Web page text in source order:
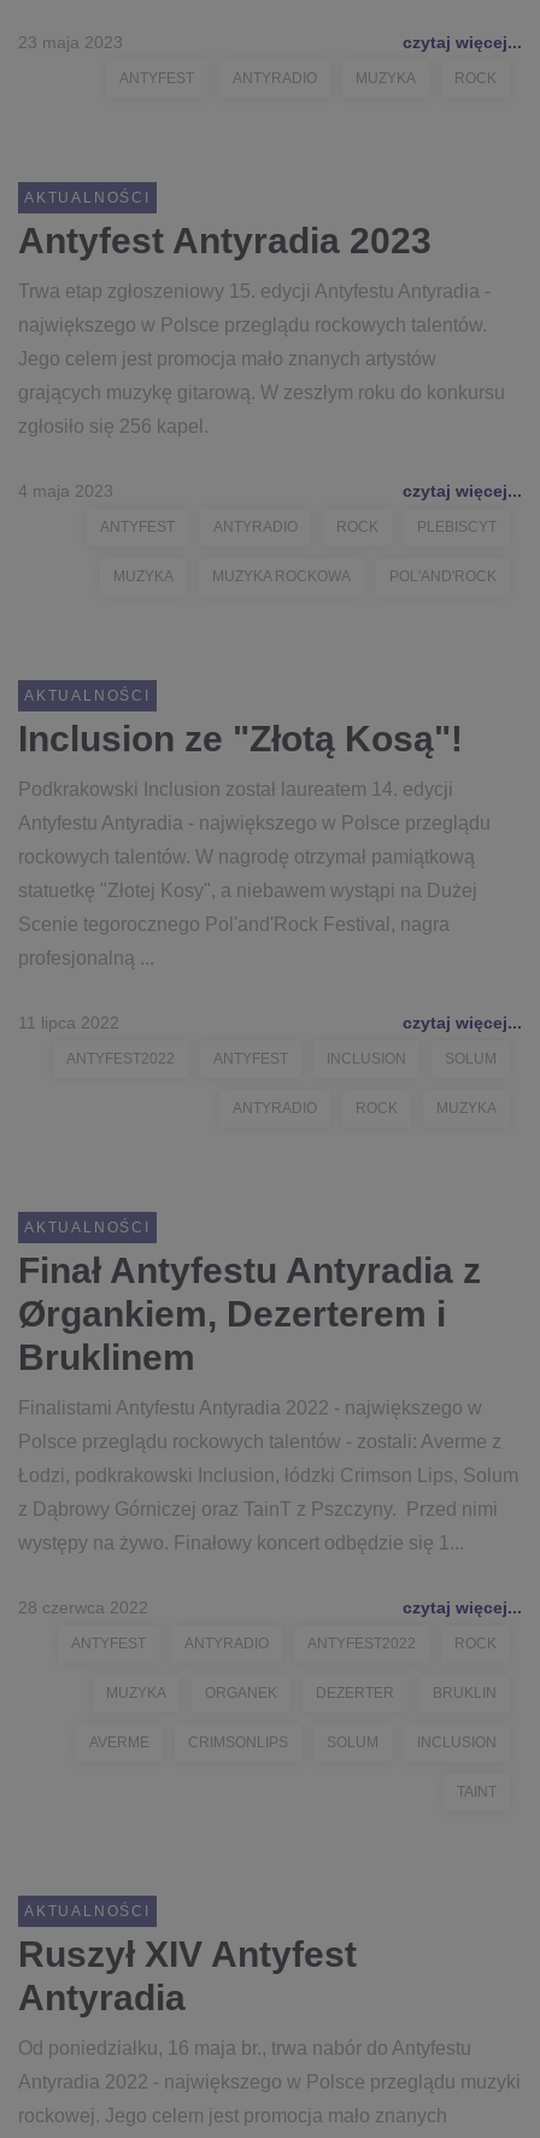
23 maja 2023 czytaj więcej...
ANTYFEST ANTYRADIO MUZYKA ROCK
AKTUALNOŚCI
Antyfest Antyradia 2023
Trwa etap zgłoszeniowy 15. edycji Antyfestu Antyradia -
największego w Polsce przeglądu rockowych talentów.
Jego celem jest promocja mało znanych artystów
grających muzykę gitarową. W zeszłym roku do konkursu
zgłosiło się 256 kapel.
4 maja 2023 czytaj więcej...
ANTYFEST ANTYRADIO ROCK PLEBISCYT
MUZYKA MUZYKA ROCKOWA POL'AND'ROCK
AKTUALNOŚCI
Inclusion ze "Złotą Kosą"!
Podkrakowski Inclusion został laureatem 14. edycji
Antyfestu Antyradia - największego w Polsce przeglądu
rockowych talentów. W nagrodę otrzymał pamiątkową
statuetkę "Złotej Kosy", a niebawem wystąpi na Dużej
Scenie tegorocznego Pol'and'Rock Festival, nagra
profesjonalną ...
11 lipca 2022 czytaj więcej...
ANTYFEST2022 ANTYFEST INCLUSION SOLUM
ANTYRADIO ROCK MUZYKA
AKTUALNOŚCI
Finał Antyfestu Antyradia z
Ørgankiem, Dezerterem i
Bruklinem
Finalistami Antyfestu Antyradia 2022 - największego w
Polsce przeglądu rockowych talentów - zostali: Averme z
Łodzi, podkrakowski Inclusion, łódzki Crimson Lips, Solum
z Dąbrowy Górniczej oraz TainT z Pszczyny. Przed nimi
występy na żywo. Finałowy koncert odbędzie się 1...
28 czerwca 2022 czytaj więcej...
ANTYFEST ANTYRADIO ANTYFEST2022 ROCK
MUZYKA ORGANEK DEZERTER BRUKLIN
AVERME CRIMSONLIPS SOLUM INCLUSION
TAINT
AKTUALNOŚCI
Ruszył XIV Antyfest
Antyradia
Od poniedziałku, 16 maja br., trwa nabór do Antyfestu
Antyradia 2022 - największego w Polsce przeglądu muzyki
rockowej. Jego celem jest promocja mało znanych